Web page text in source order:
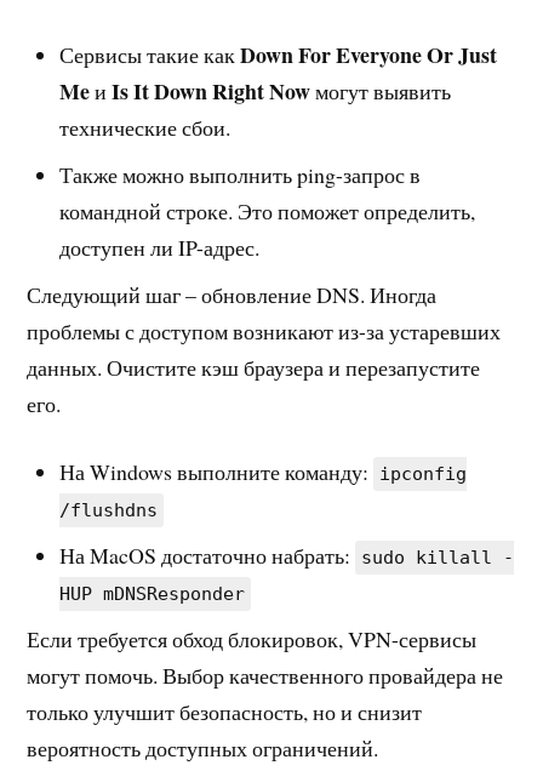
Сервисы такие какDown For Everyone Or Just
MeиIs It Down Right Nowмогут выявить
технические сбои.
Также можно выполнить ping-запрос в
командной строке. Это поможет определить,
доступен ли IP-адрес.
Следующий шаг – обновление DNS. Иногда
проблемы с доступом возникают из-за устаревших
данных. Очистите кэш браузера и перезапустите
его.
На Windows выполните команду:
ipconfig
/flushdns
На MacOS достаточно набрать:
sudo killall -
HUP mDNSResponder
Если требуется обход блокировок, VPN-сервисы
могут помочь. Выбор качественного провайдера не
только улучшит безопасность, но и снизит
вероятность доступных ограничений.